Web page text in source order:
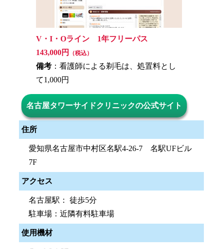
V・I・Oライン 1年フリーパス
143,000円
（税込）
備考 ：看護師による剃毛は、処置料とし
て1,000円
名古屋タワーサイドクリニックの公式サイト
住所
愛知県名古屋市中村区名駅4-26-7 名駅UFビル
7F
アクセス
名古屋駅： 徒歩5分
駐車場：近隣有料駐車場
使用機材